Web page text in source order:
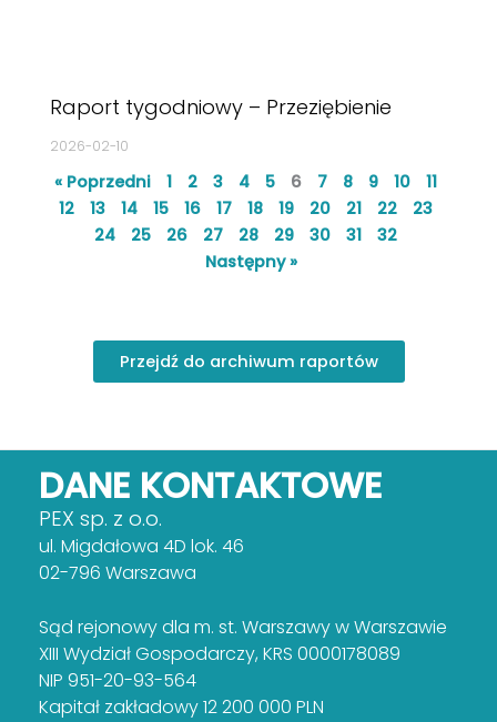
Raport tygodniowy – Przeziębienie
2026-02-10
« Poprzedni 1 2 3 4 5 6 7 8 9 10
11
12
13 14 15 16 17 18 19 20 21 22
23
24
25 26 27 28 29 30 31
32
Następny »
Przejdź do archiwum raportów
DANE KONTAKTOWE
PEX sp. z o.o.
ul. Migdałowa 4D lok. 46
02-796 Warszawa
Sąd rejonowy dla m. st. Warszawy w Warszawie
XIII Wydział Gospodarczy, KRS 0000178089
NIP 951-20-93-564
Kapitał zakładowy 12 200 000 PLN